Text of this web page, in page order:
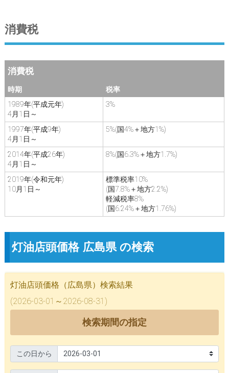
消費税
消費税
時期
税率
1989年(平成元年)
4月1日～
3%
1997年(平成9年)
4月1日～
5%(国4%＋地方1%)
2014年(平成26年)
4月1日～
8%(国6.3%＋地方1.7%)
2019年(令和元年)
10月1日～
標準税率10%
(国7.8%＋地方2.2%)
軽減税率8%
(国6.24%＋地方1.76%)
灯油店頭価格 広島県 の検索
灯油店頭価格（広島県）検索結果
(2026-03-01～2026-08-31)
検索期間の指定
この日から